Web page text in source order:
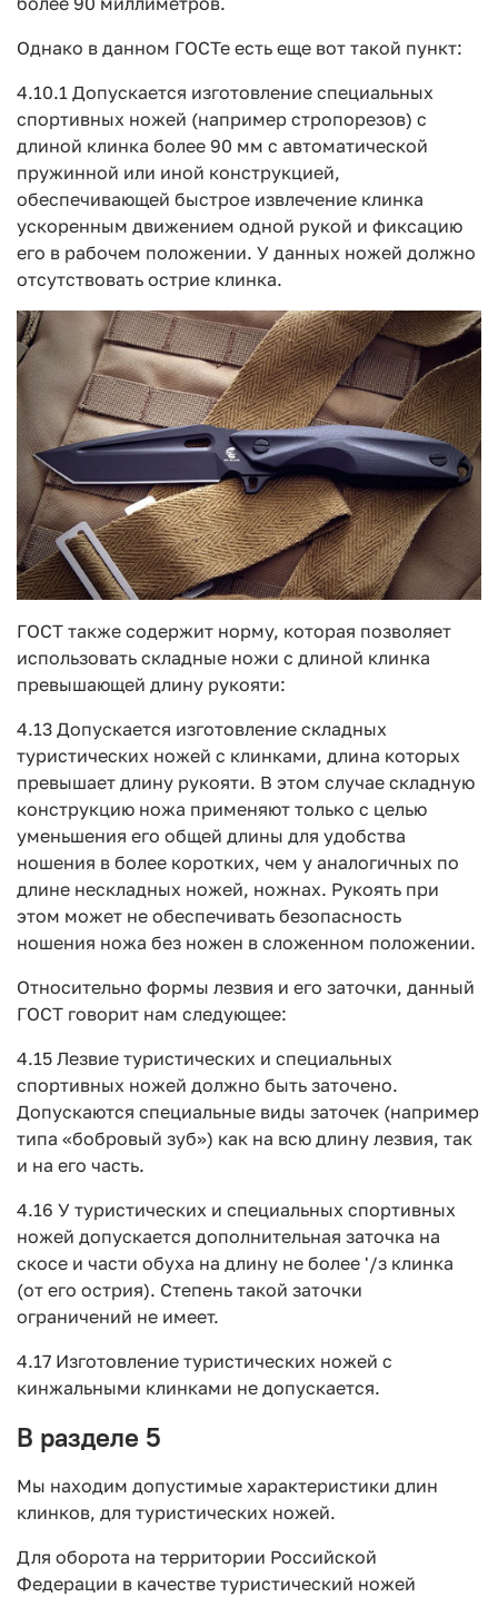
Однако в данном ГОСТе есть еще вот такой пункт:
4.10.1 Допускается изготовление специальных
спортивных ножей (например стропорезов) с
длиной клинка более 90 мм с автоматической
пружинной или иной конструкцией,
обеспечивающей быстрое извлечение клинка
ускоренным движением одной рукой и фиксацию
его в рабочем положении. У данных ножей должно
отсутствовать острие клинка.
ГОСТ также содержит норму, которая позволяет
использовать складные ножи с длиной клинка
превышающей длину рукояти:
4.13 Допускается изготовление складных
туристических ножей с клинками, длина которых
превышает длину рукояти. В этом случае складную
конструкцию ножа применяют только с целью
уменьшения его общей длины для удобства
ношения в более коротких, чем у аналогичных по
длине нескладных ножей, ножнах. Рукоять при
этом может не обеспечивать безопасность
ношения ножа без ножен в сложенном положении.
Относительно формы лезвия и его заточки, данный
ГОСТ говорит нам следующее:
4.15 Лезвие туристических и специальных
спортивных ножей должно быть заточено.
Допускаются специальные виды заточек (например
типа «бобровый зуб») как на всю длину лезвия, так
и на его часть.
4.16 У туристических и специальных спортивных
ножей допускается дополнительная заточка на
скосе и части обуха на длину не более '/з клинка
(от его острия). Степень такой заточки
ограничений не имеет.
4.17 Изготовление туристических ножей с
кинжальными клинками не допускается.
В разделе 5
Мы находим допустимые характеристики длин
клинков, для туристических ножей.
Для оборота на территории Российской
Федерации в качестве туристический ножей